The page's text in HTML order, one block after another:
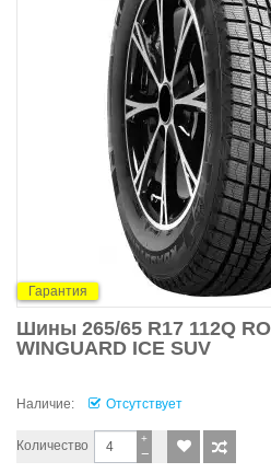
Гарантия
Шины 265/65 R17 112Q
WINGUARD ICE SUV
Наличие: Отсутствует
Количество −
+